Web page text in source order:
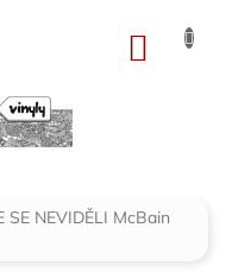
SE NEVIDĚLI McBain